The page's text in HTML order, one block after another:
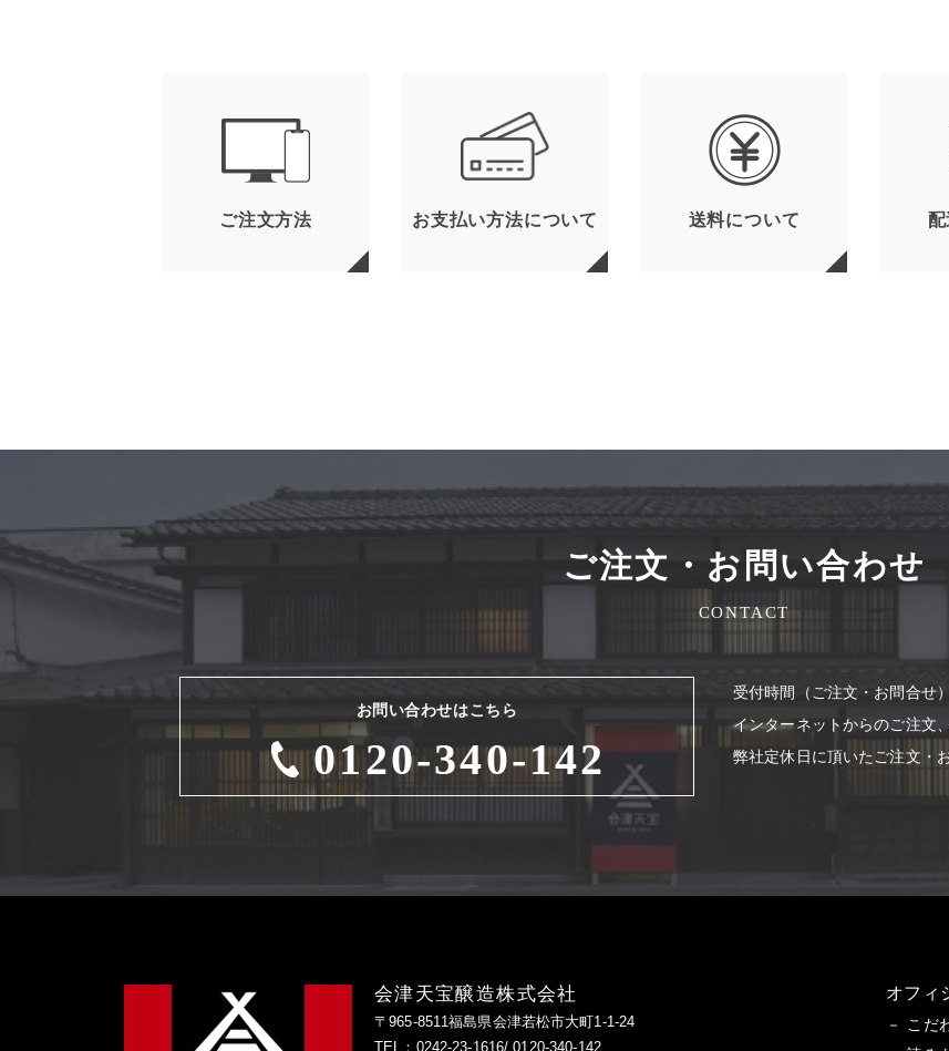
ご注文方法 お支払い方法について 送料について
ご注文・お問い合わせ
CONTACT
お問い合わせはこちら
0120-340-142
受付時間（ご注⽂・お問合せ
インターネットからのご注⽂
弊社定休⽇に頂いたご注⽂・
会津天宝醸造株式会社
〒965-8511福島県会津若松市大町1-1-24
TEL：0242-23-1616/ 0120-340-142
オフィ
こだ